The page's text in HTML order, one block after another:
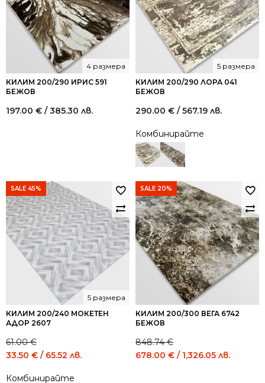
КИЛИМ 200/290 ИРИС 591
БЕЖОВ
4 размера
197.00 € / 385.30 лв.
КИЛИМ 200/290 ЛОРА 041
БЕЖОВ
5 размера
290.00 € / 567.19 лв.
Комбинирайте
SALE 45%
КИЛИМ 200/240 МОКЕТЕН
АДОР 2607
5 размера
61.00€
Original
was:
33.50 € / 65.52 лв.
Комбинирайте
SALE 20%
КИЛИМ 200/300 ВЕГА 6742
БЕЖОВ
848.74€
Original
678.00 € / 1,326.05 лв.